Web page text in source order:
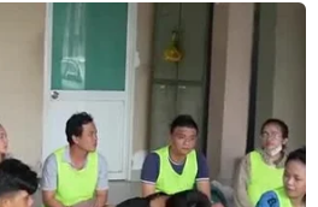
XÃ VIỆT NAM
DUẨN
THỊ TÁM, KHÚC THANH